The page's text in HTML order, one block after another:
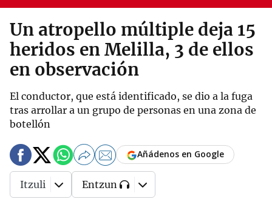
Un atropello múltiple deja 15
heridos en Melilla, 3 de ellos
en observación
El conductor, que está identificado, se dio a la fuga
tras arrollar a un grupo de personas en una zona de
botellón
Añádenos en Google
Itzuli Entzun